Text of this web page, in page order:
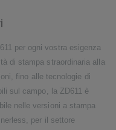
per ogni vostra esigenza
di stampa straordinaria alla
fino alle tecnologie di
sul campo, la ZD611 è
nelle versioni a stampa
per il settore